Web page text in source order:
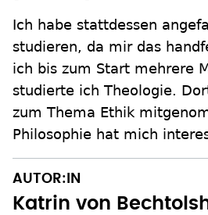
Ich habe stattdessen
studieren, da mir das
ich bis zum Start mehrere
studierte ich Theologie.
zum Thema Ethik
Philosophie hat mich
AUTOR:IN
Katrin von